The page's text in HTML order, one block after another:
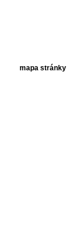
mapa stránky